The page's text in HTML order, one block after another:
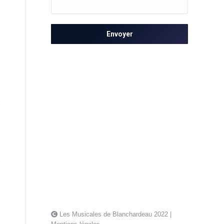
Les Musicales de Blanchardeau 2022 |